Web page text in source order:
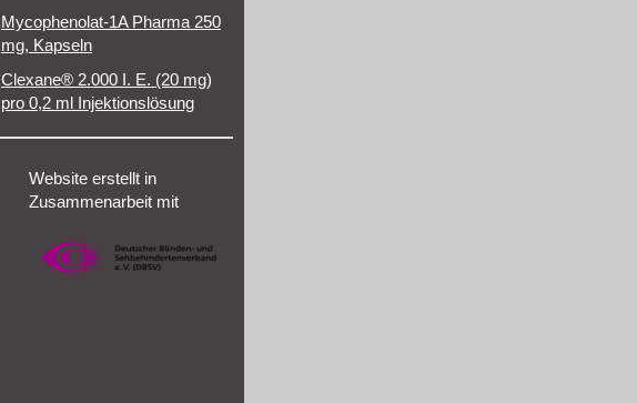
Mycophenolat-1A Pharma 250
mg, Kapseln
Clexane® 2.000 I. E. (20 mg)
pro 0,2 ml Injektionslösung
Website erstellt in
Zusammenarbeit mit